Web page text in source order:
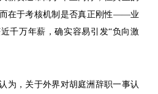
在于考核机制是否真正刚性——业
千万年薪，确实容易引发“负向激
为，关于外界对胡庭洲辞职一事认